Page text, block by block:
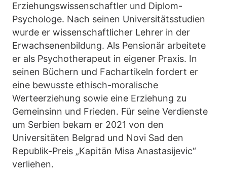
Erziehungswissenschaftler und Diplom-
Psychologe. Nach seinen Universitätsstudien
wurde er wissenschaftlicher Lehrer in der
Erwachsenenbildung. Als Pensionär arbeitete
er als Psychotherapeut in eigener Praxis. In
seinen Büchern und Fachartikeln fordert er
eine bewusste ethisch-moralische
Werteerziehung sowie eine Erziehung zu
Gemeinsinn und Frieden. Für seine Verdienste
um Serbien bekam er 2021 von den
Universitäten Belgrad und Novi Sad den
Republik-Preis „Kapitän Misa Anastasijevic“
verliehen.